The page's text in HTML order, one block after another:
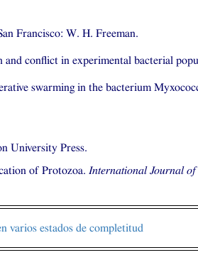
Francisco: W. H. Freeman.
conflict in experimental bacterial
swarming in the bacterium
University Press.
of Protozoa. International Journal
varios estados de completitud